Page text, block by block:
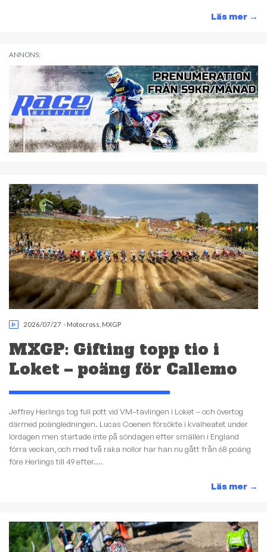
Läs mer →
ANNONS:
2026/07/27 - Motocross MXGP
MXGP: Gifting topp tio i
Loket – poäng för Callemo
Jeffrey Herlings tog full pott vid VM–tävlingen i Loket – och övertog
därmed poängledningen. Lucas Coenen försökte i kvalheatet under
lördagen men startade inte på söndagen efter smällen i England
förra veckan, och med två raka nollor har han nu gått från 68 poäng
före Herlings till 49 efter....
Läs mer →